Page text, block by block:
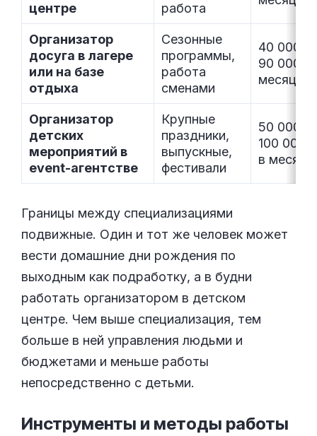
центре
работа
Организатор
досуга в лагере
или на базе
отдыха
Сезонные
программы,
работа
сменами
40 000–
90 000 ₽
месяц
Организатор
детских
мероприятий в
event-агентстве
Крупные
праздники,
выпускные,
фестивали
50 000–
100 000
в месяц
Границы между специализациями
подвижные. Один и тот же человек может
вести домашние дни рождения по
выходным как подработку, а в будни
работать организатором в детском
центре. Чем выше специализация, тем
больше в ней управления людьми и
бюджетами и меньше работы
непосредственно с детьми.
Инструменты и методы работы